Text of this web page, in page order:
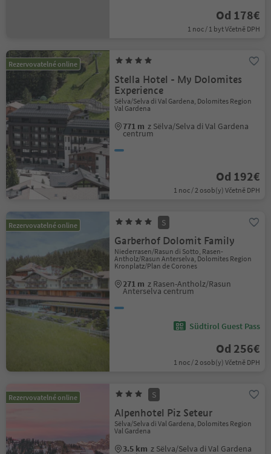
Od 178€
1 noc / 1 byt Včetně DPH
Rezervovatelné online
Stella Hotel - My Dolomites
Experience
Sëlva/Selva di Val Gardena, Dolomites Region
Val Gardena
771 m z Sëlva/Selva di Val Gardena
centrum
Od 192€
1 noc / 2 osob(y) Včetně DPH
Rezervovatelné online S
Garberhof Dolomit Family
Niederrasen/Rasun di Sotto, Rasen-
Antholz/Rasun Anterselva, Dolomites Region
Kronplatz/Plan de Corones
271 m z Rasen-Antholz/Rasun
Anterselva centrum
Südtirol Guest Pass
Od 256€
1 noc / 2 osob(y) Včetně DPH
Rezervovatelné online S
Alpenhotel Piz Seteur
Sëlva/Selva di Val Gardena, Dolomites Region
Val Gardena
3.5 km z Sëlva/Selva di Val Gardena